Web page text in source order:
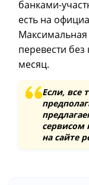
банками-
есть на
перевести
месяц.
Если, все
сервисом
на сайте